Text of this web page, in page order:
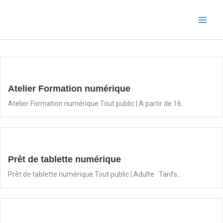
Atelier Formation numérique
Atelier Formation numérique Tout public | A partir de 16...
Prêt de tablette numérique
Prêt de tablette numérique Tout public | Adulte Tarifs...